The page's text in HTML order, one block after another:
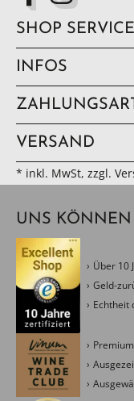
SHOP SERVICE
INFOS
VERSAND
* inkl. MwSt, zzgl.
UNS KÖNNEN
Über 10
Geld-
Echtheit